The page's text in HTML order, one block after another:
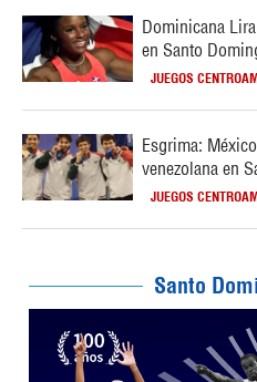
Dominicana
en Santo
JUEGOS
Esgrima:
venezolana en
JUEGOS
Santo